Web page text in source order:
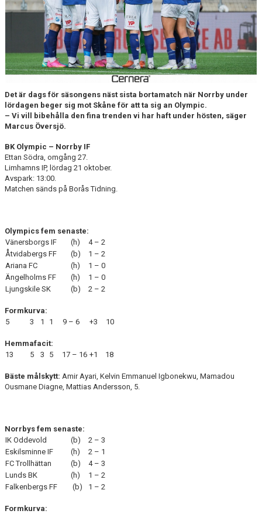
DOKUMENT
BILDER 2025
Det är dags för säsongens näst sista bortamatch när Norrby under
lördagen beger sig mot Skåne för att ta sig an Olympic.
– Vi vill bibehålla den fina trenden vi har haft under hösten, säger
Marcus Översjö.
BK Olympic – Norrby IF
Ettan Södra, omgång 27.
Limhamns IP, lördag 21 oktober.
Avspark: 13:00.
Matchen sänds på Borås Tidning.
Olympics fem senaste:
Vänersborgs IF
(h)
4 – 2
Åtvidabergs FF
(b)
1 – 2
Ariana FC
(h)
1 – 0
Ängelholms FF
(h)
1 – 0
Ljungskile SK
(b) 2 – 2
Formkurva:
5
3 1 1 9 – 6 +3 10
Hemmafacit:
13
5 3 5 17 – 16 +1 18
Bäste målskytt: Amir Ayari, Kelvin Emmanuel Igbonekwu, Mamadou
Ousmane Diagne, Mattias Andersson, 5.
Norrbys fem senaste:
IK Oddevold
(b)
2 – 3
Eskilsminne IF
(h)
2 – 1
FC Trollhättan
(b)
4 – 3
Lunds BK
(h)
1 – 2
Falkenbergs FF
(b) 1 – 2
Formkurva: